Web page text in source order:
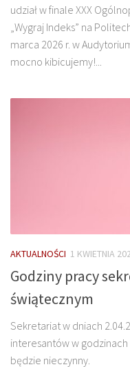
udział w finale XXX
„Wygraj Indeks” na
marca 2026 r. w
mocno kibicujemy!...
AKTUALNOŚCI 1 KWIETNIA
Godziny pracy
świątecznym
Sekretariat w dniach
interesantów w godzinach
będzie nieczynny.